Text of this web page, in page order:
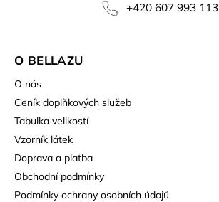
+420 607 993 113
O BELLAZU
O nás
Ceník doplňkových služeb
Tabulka velikostí
Vzorník látek
Doprava a platba
Obchodní podmínky
Podmínky ochrany osobních údajů